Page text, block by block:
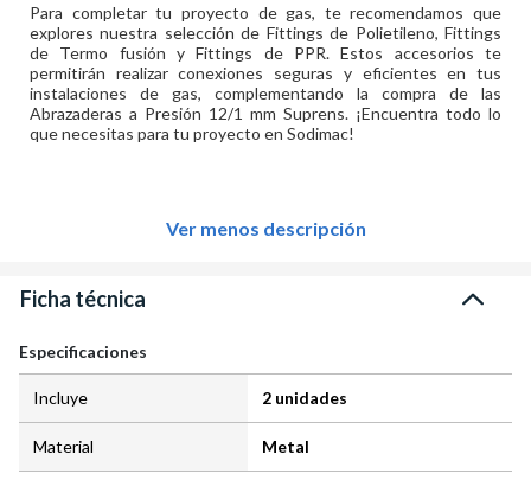
Para completar tu proyecto de gas, te recomendamos que
explores nuestra selección de Fittings de Polietileno, Fittings
de Termo fusión y Fittings de PPR. Estos accesorios te
permitirán realizar conexiones seguras y eficientes en tus
instalaciones de gas, complementando la compra de las
Abrazaderas a Presión 12/1 mm Suprens. ¡Encuentra todo lo
que necesitas para tu proyecto en Sodimac!
Ver menos descripción
Ficha técnica
Especificaciones
Incluye 2 unidades
Material Metal